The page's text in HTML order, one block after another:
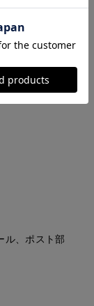
う加工を施し
つ職人が拭き取
感を出してい
は個体差がござ
ル、ポスト部